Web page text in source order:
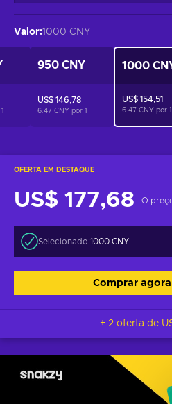
OFERTA EM DESTAQUE
US$ 177,68 O
Selecionado:1000 CNY
Comprar agora
+ 2 oferta de
Valor:1000 CNY
1
950 CNY
US$ 146,78
6.47 CNY por 1
1000
US$ 154,51
6.47 CNY por 1